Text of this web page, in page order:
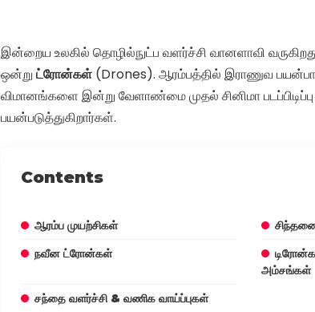
இன்றைய உலகில் தொழில்நுட்ப வளர்ச்சி வானளாவி
ஒன்று ட்ரோன்கள் (Drones). ஆரம்பத்தில் இராணுவ
விமானங்களை இன்று வேளாண்மை முதல் சினிமா
பயன்படுத்துகிறார்கள்.
Contents
ஆரம்ப முயற்சிகள்
நவீன ட்ரோன்கள்
அம்சங்கள்
சந்தை வளர்ச்சி & வணிக வாய்ப்புகள்